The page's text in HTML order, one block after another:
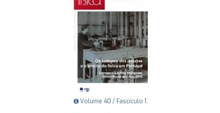
Volume 40 / Fascículo 1